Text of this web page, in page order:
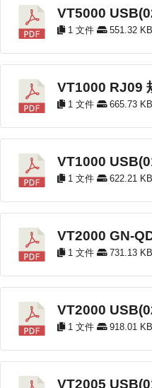
VT5000
1 文件 551.32 KB
VT1000 RJ09
1 文件 665.73 KB
VT1000
1 文件 622.21 KB
VT2000 GN-
1 文件 731.13 KB
VT2000
1 文件 918.01 KB
VT2005